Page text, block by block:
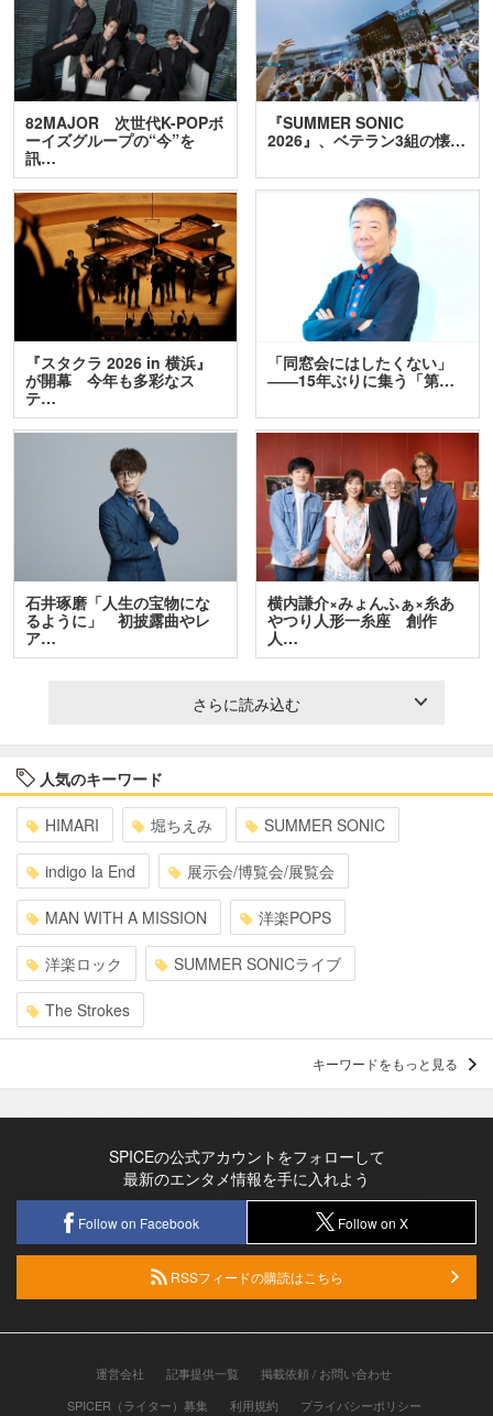
82MAJOR 次世代K-POPボ
ーイズグループの“今”を
訊…
『SUMMER SONIC
2026』、ベテラン3組の懐…
『スタクラ 2026 in 横浜』
が開幕 今年も多彩なス
テ…
「同窓会にはしたくない」
――15年ぶりに集う「第…
石井琢磨「人生の宝物にな
るように」 初披露曲やレ
ア…
横内謙介×みょんふぁ×糸あ
やつり人形一糸座 創作
人…
さらに読み込む
人気のキーワード
HIMARI 堀ちえみ SUMMER SONIC
indigo la End 展示会/博覧会/展覧会
MAN WITH A MISSION 洋楽POPS
洋楽ロック SUMMER SONICライブ
The Strokes
キーワードをもっと見る
SPICEの公式アカウントをフォローして
最新のエンタメ情報を手に入れよう
Follow on Facebook Follow on X
RSSフィードの購読はこちら
運営会社 記事提供一覧
掲載依頼 / お問い合わせ
SPICER（ライター）募集
利用規約 プライバシーポリシー